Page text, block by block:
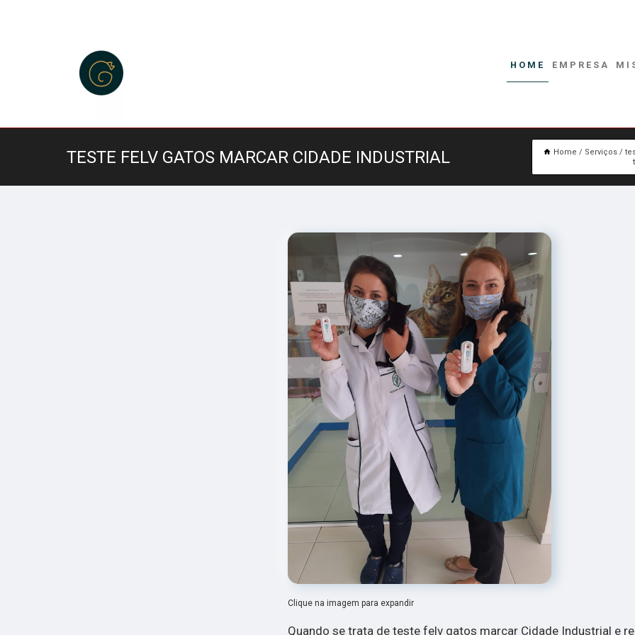
HOME EMPRESA
TESTE FELV GATOS MARCAR CIDADE INDUSTRIAL Home Serviços
Clique na imagem para expandir
Quando se trata de teste felv gatos marcar Cidade Industrial e